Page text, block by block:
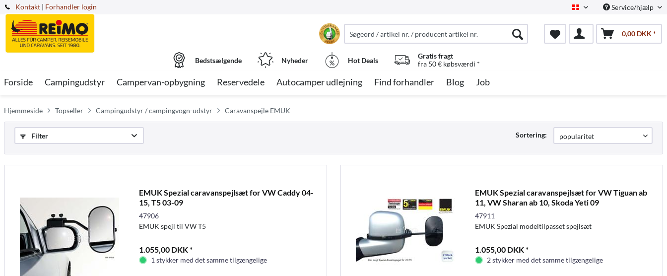
Kontakt Dansk Service/hjælp
| Forhandler login
0,00 DKK *
Bedstsælgende Nyheder Hot Deals
Gratis fragt
fra 50 € købsværdi *
Forside Campingudstyr Campervan-opbygning Reservedele Autocamper udlejning Find forhandler Blog Job
Hjemmeside Topseller Campingudstyr / campingvogn-udstyr Caravanspejle EMUK
Filter Sortering:
EMUK Spezial caravanspejlsæt for VW Caddy 04-
15, T5 03-09
47906
EMUK spejl til VW T5
1.055,00 DKK *
1 stykker med det samme tilgængelige
EMUK Spezial caravanspejlsæt for VW Tiguan ab
11, VW Sharan ab 10, Skoda Yeti 09
47911
EMUK Spezial modeltilpasset spejlsæt
1.055,00 DKK *
2 stykker med det samme tilgængelige